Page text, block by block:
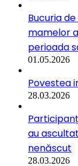
Bucuria
mamelor
perioada
01.05.2026
Povestea
28.03.2026
au
nenăscut
28.03.2026